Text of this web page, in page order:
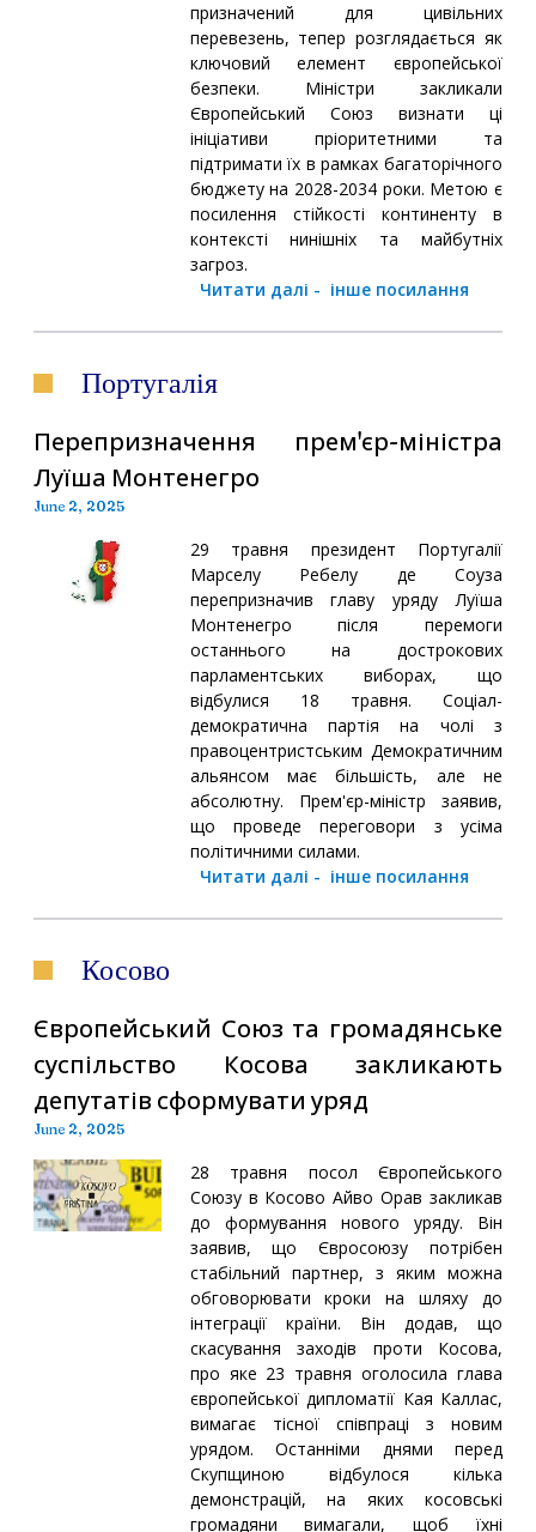
призначений для цивільних
перевезень, тепер розглядається як
ключовий елемент європейської
безпеки. Міністри закликали
Європейський Союз визнати ці
ініціативи пріоритетними та
підтримати їх в рамках багаторічного
бюджету на 2028-2034 роки. Метою є
посилення стійкості континенту в
контексті нинішніх та майбутніх
загроз.
Читати далі - інше посилання
Португалія
Перепризначення прем'єр-міністра
Луїша Монтенегро
June 2, 2025
29 травня президент Португалії
Марселу Ребелу де Соуза
перепризначив главу уряду Луїша
Монтенегро після перемоги
останнього на дострокових
парламентських виборах, що
відбулися 18 травня. Соціал-
демократична партія на чолі з
правоцентристським Демократичним
альянсом має більшість, але не
абсолютну. Прем'єр-міністр заявив,
що проведе переговори з усіма
політичними силами.
Читати далі - інше посилання
Косово
Європейський Союз та громадянське
суспільство Косова закликають
депутатів сформувати уряд
June 2, 2025
28 травня посол Європейського
Союзу в Косово Айво Орав закликав
до формування нового уряду. Він
заявив, що Євросоюзу потрібен
стабільний партнер, з яким можна
обговорювати кроки на шляху до
інтеграції країни. Він додав, що
скасування заходів проти Косова,
про яке 23 травня оголосила глава
європейської дипломатії Кая Каллас,
вимагає тісної співпраці з новим
урядом. Останніми днями перед
Скупщиною відбулося кілька
демонстрацій, на яких косовські
громадяни вимагали, щоб їхні